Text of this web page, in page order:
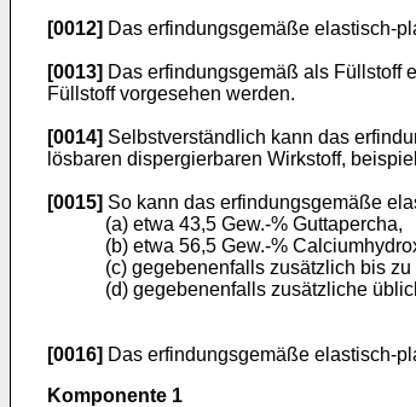
[0012] Das erfindungsgemäße elastisch-
[0013] Das erfindungsgemäß als Füllstoff
Füllstoff vorgesehen werden.
[0014] Selbstverständlich kann das
lösbaren dispergierbaren Wirkstoff,
[0015] So kann das erfindungsgemäße
(a) etwa 43,5 Gew.-% Guttapercha,
(b) etwa 56,5 Gew.-%
(c) gegebenenfalls zusätzlich bis
(d) gegebenenfalls zusätzliche
[0016] Das erfindungsgemäße elastisch-
Komponente 1